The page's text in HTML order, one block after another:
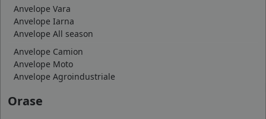
Anvelope Vara
Anvelope Iarna
Anvelope All season
Anvelope Camion
Anvelope Moto
Anvelope Agroindustriale
Orase